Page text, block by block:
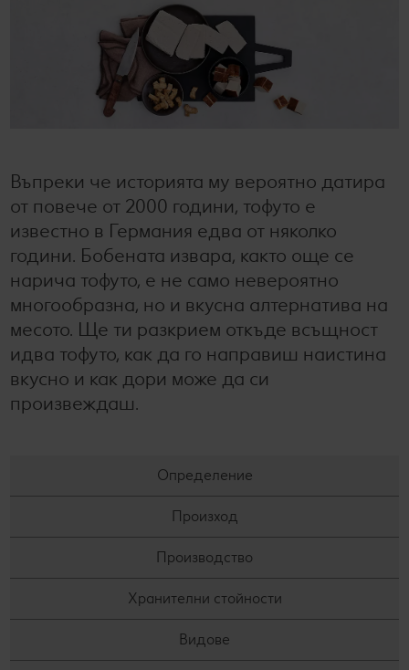
Колелото на наградите
Лексикон на свежестта
Ние сме семейство
Съвети от кухнята
Развлечения, отдих и свободно време
Въпреки че историята му вероятно датира
от повече от 2000 години, тофуто е
известно в Германия едва от няколко
години. Бобената извара, както още се
нарича тофуто, е не само невероятно
многообразна, но и вкусна алтернатива на
месото. Ще ти разкрием откъде всъщност
идва тофуто, как да го направиш наистина
вкусно и как дори може да си
произвеждаш.
Определение
Произход
Производство
Хранителни стойности
Видове